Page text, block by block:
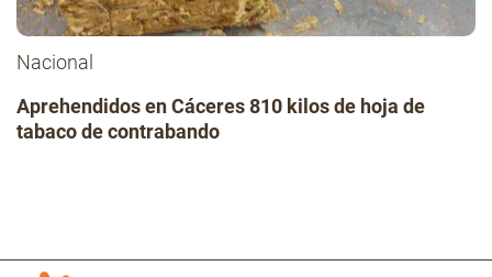
Nacional
Aprehendidos en Cáceres 810 kilos de hoja de
tabaco de contrabando